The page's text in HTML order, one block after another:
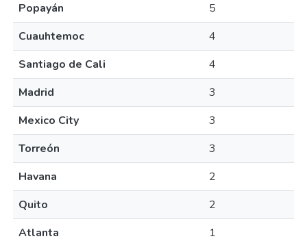
Popayán
5
Cuauhtemoc
4
Santiago de Cali
4
Madrid
3
Mexico City
3
Torreón
3
Havana
2
Quito
2
Atlanta
1